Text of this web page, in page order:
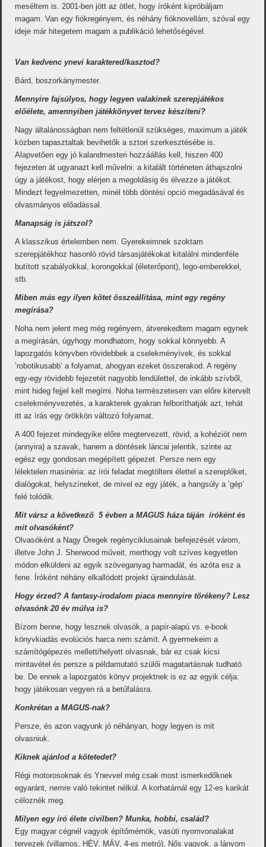
meséltem is. 2001-ben jött az ötlet, hogy íróként kipróbáljam
magam. Van egy fiókregényem, és néhány fióknovellám, szóval egy
ideje már hitegetem magam a publikáció lehetőségével.
Van kedvenc ynevi karaktered/kasztod?
Bárd, boszorkánymester.
Mennyire fajsúlyos, hogy legyen valakinek szerepjátékos
előélete, amennyiben játékkönyvet tervez készíteni?
Nagy általánosságban nem feltétlenül szükséges, maximum a játék
közben tapasztaltak bevihetők a sztori szerkesztésébe is.
Alapvetően egy jó kalandmesteri hozzáállás kell, hiszen 400
fejezeten át ugyanazt kell művelni: a kitalált történeten áthajszolni
úgy a játékost, hogy elérjen a megoldásig és élvezze a játékot.
Mindezt fegyelmezetten, minél több döntési opció megadásával és
olvasmányos előadással.
Manapság is játszol?
A klasszikus értelemben nem. Gyerekeimnek szoktam
szerepjátékhoz hasonló rövid társasjátékokat kitalálni mindenféle
butított szabályokkal, korongokkal (életerőpont), lego-emberekkel,
stb.
Miben más egy ilyen kötet összeállítása, mint egy regény
megírása?
Noha nem jelent meg még regényem, átverekedtem magam egynek
a megírásán, úgyhogy mondhatom, hogy sokkal könnyebb. A
lapozgatós könyvben rövidebbek a cselekményívek, és sokkal
’robotikusabb’ a folyamat, ahogyan ezeket összerakod. A regény
egy-egy rövidebb fejezetét nagyobb lendülettel, de inkább szívből,
mint hideg fejjel kell megírni. Noha természetesen van előre kitervelt
cselekményvezetés, a karakterek gyakran felboríthatják azt, tehát
itt az írás egy örökkön változó folyamat.
A 400 fejezet mindegyike előre megtervezett, rövid, a kohéziót nem
(annyira) a szavak, hanem a döntések láncai jelentik, szinte az
egész egy gondosan megépített gépezet. Persze nem egy
lélektelen masinéria: az írói feladat megtölteni élettel a szereplőket,
dialógokat, helyszíneket, de mivel ez egy játék, a hangsúly a ’gép’
felé tolódik.
Mit vársz a következő 5 évben a MAGUS háza táján íróként és
mit olvasóként?
Olvasóként a Nagy Öregek regényciklusainak befejezését várom,
illetve John J. Sherwood műveit, merthogy volt szíves kegyetlen
módon elküldeni az egyik szöveganyag harmadát, és azóta esz a
fene. Íróként néhány elkallódott projekt újraindulását.
Hogy érzed? A fantasy-irodalom piaca mennyire törékeny? Lesz
olvasónk 20 év múlva is?
Bízom benne, hogy lesznek olvasók, a papír-alapú vs. e-book
könyvkiadás evolúciós harca nem számít. A gyermekeim a
számítógépezés mellett/helyett olvasnak, bár ez csak kicsi
mintavétel és persze a példamutató szülői magatartásnak tudható
be. De ennek a lapozgatós könyv projektnek is ez az egyik célja:
hogy játékosan vegyen rá a betűfalásra.
Konkrétan a MAGUS-nak?
Persze, és azon vagyunk jó néhányan, hogy legyen is mit
olvasniuk.
Kiknek ajánlod a kötetedet?
Régi motorosoknak és Ynevvel még csak most ismerkedőknek
egyaránt, nemre való tekintet nélkül. A korhatárnál egy 12-es karikát
céloznék meg.
Milyen egy író élete civilben? Munka, hobbi, család?
Egy magyar cégnél vagyok építőmérnök, vasúti nyomvonalakat
tervezek (villamos, HÉV, MÁV, 4-es metró). Nős vagyok, a lányom